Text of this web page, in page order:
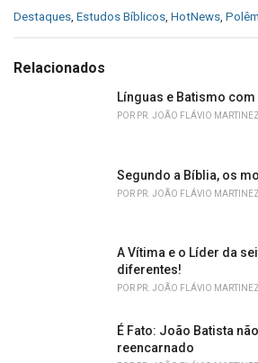
C
e
Destaques Estudos Bíblicos HotNews
Relacionados
Línguas e Batismo
POR PR. JOÃO FLÁVIO MARTINEZ
Segundo a Bíblia, os
POR PR. JOÃO FLÁVIO MARTINEZ
A Vítima e o Líder da
diferentes!
POR PR. JOÃO FLÁVIO MARTINEZ
É Fato: João Batista
reencarnado